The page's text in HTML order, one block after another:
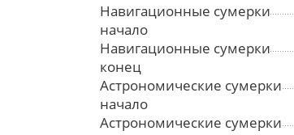
Навигационные сумерки
начало
Навигационные сумерки
конец
Астрономические сумерки
начало
Астрономические сумерки